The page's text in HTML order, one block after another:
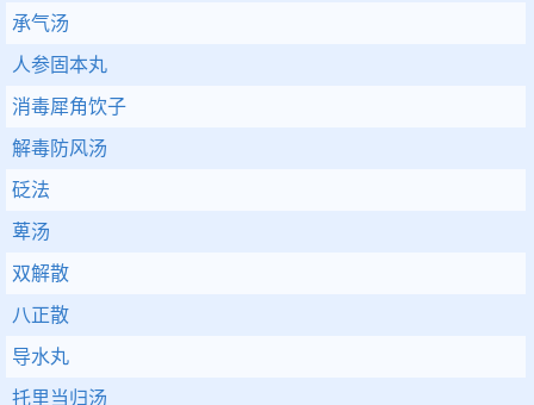
承气汤
人参固本丸
消毒犀角饮子
解毒防风汤
砭法
萆汤
双解散
八正散
导水丸
托里当归汤